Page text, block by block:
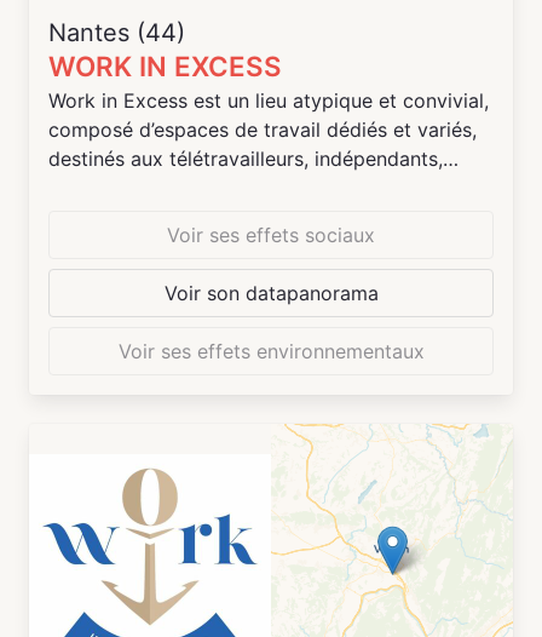
Nantes (44)
WORK IN EXCESS
Work in Excess est un lieu atypique et convivial,
composé d’espaces de travail dédiés et variés,
destinés aux télétravailleurs, indépendants,
fermés, une grande cuisine équipée, un salon
cosy pour se décontracter et une grande
terrasse extérieure couverte.
Voir ses effets sociaux
Voir son datapanorama
Voir ses effets environnementaux